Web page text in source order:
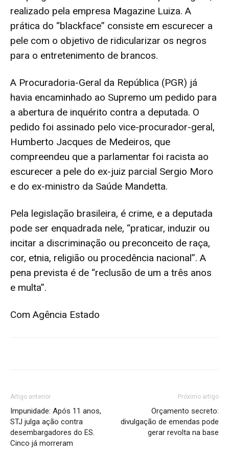
realizado pela empresa Magazine Luiza. A
prática do “blackface” consiste em escurecer a
pele com o objetivo de ridicularizar os negros
para o entretenimento de brancos.
A Procuradoria-Geral da República (PGR) já
havia encaminhado ao Supremo um pedido para
a abertura de inquérito contra a deputada. O
pedido foi assinado pelo vice-procurador-geral,
Humberto Jacques de Medeiros, que
compreendeu que a parlamentar foi racista ao
escurecer a pele do ex-juiz parcial Sergio Moro
e do ex-ministro da Saúde Mandetta.
Pela legislação brasileira, é crime, e a deputada
pode ser enquadrada nele, “praticar, induzir ou
incitar a discriminação ou preconceito de raça,
cor, etnia, religião ou procedência nacional”. A
pena prevista é de “reclusão de um a três anos
e multa”.
Com Agência Estado
Artigo anterior
Impunidade: Após 11 anos,
STJ julga ação contra
desembargadores do ES.
Cinco já morreram
Próximo artigo
Orçamento secreto:
divulgação de emendas pode
gerar revolta na base